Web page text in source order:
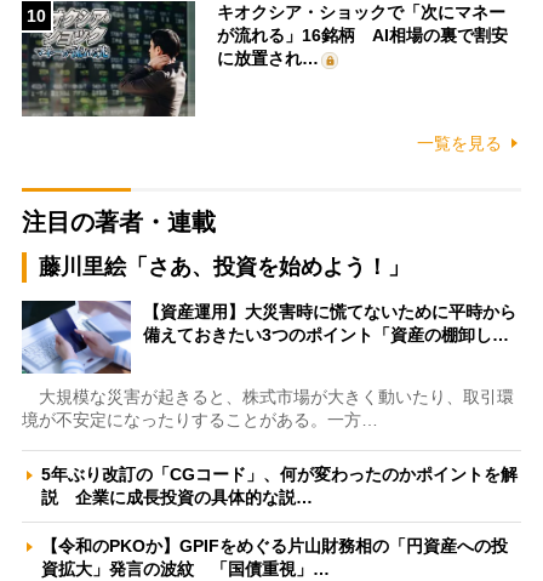
10
キオクシア・ショックで「次にマネー
が流れる」16銘柄 AI相場の裏で割安
に放置され…
一覧を見る
注目の著者・連載
藤川里絵「さあ、投資を始めよう！」
【資産運用】大災害時に慌てないために平時から
備えておきたい3つのポイント「資産の棚卸し…
大規模な災害が起きると、株式市場が大きく動いたり、取引環
境が不安定になったりすることがある。一方…
5年ぶり改訂の「CGコード」、何が変わったのかポイントを解
説 企業に成長投資の具体的な説…
【令和のPKOか】GPIFをめぐる片山財務相の「円資産への投
資拡大」発言の波紋 「国債重視」…